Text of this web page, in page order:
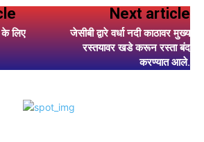
लिए
Next article
जेसीबी द्वारे वर्धा नदी काठावर मुख्य
रस्तयावर खडे करून रस्ता बंद
करण्यात आले.